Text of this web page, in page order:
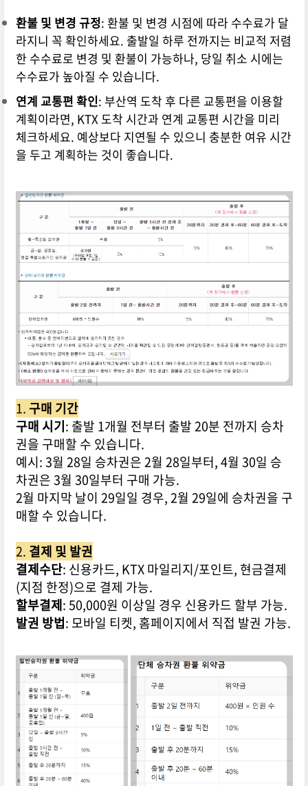
환불 및 변경 규정: 환불 및 변경 시점에 따라 수수료가 달
라지니 꼭 확인하세요. 출발일 하루 전까지는 비교적 저렴
한 수수료로 변경 및 환불이 가능하나, 당일 취소 시에는
수수료가 높아질 수 있습니다.
연계 교통편 확인: 부산역 도착 후 다른 교통편을 이용할
계획이라면, KTX 도착 시간과 연계 교통편 시간을 미리
체크하세요. 예상보다 지연될 수 있으니 충분한 여유 시간
을 두고 계획하는 것이 좋습니다.
1. 구매 기간
구매 시기: 출발 1개월 전부터 출발 20분 전까지 승차
권을 구매할 수 있습니다.
예시: 3월 28일 승차권은 2월 28일부터, 4월 30일 승
차권은 3월 30일부터 구매 가능.
2월 마지막 날이 29일일 경우, 2월 29일에 승차권을 구
매할 수 있습니다.
2. 결제 및 발권
결제수단: 신용카드, KTX 마일리지/포인트, 현금결제
(지점 한정)으로 결제 가능.
할부결제: 50,000원 이상일 경우 신용카드 할부 가능.
발권 방법: 모바일 티켓, 홈페이지에서 직접 발권 가능.